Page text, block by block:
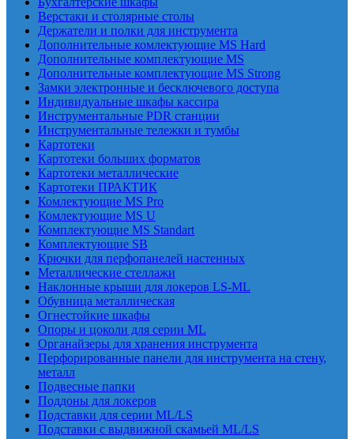
Верстаки и столярные столы
Держатели и полки для инструмента
Дополнительные комлектующие MS Hard
Дополнительные комплектующие MS
Дополнительные комплектующие MS Strong
Замки электронные и бесключевого доступа
Индивидуальные шкафы кассира
Инструментальные PDR станции
Инструментальные тележки и тумбы
Картотеки
Картотеки больших форматов
Картотеки металлические
Картотеки ПРАКТИК
Комлектующие MS Pro
Комлектующие MS U
Комплектующие MS Standart
Комплектующие SB
Крючки для перфопанелей настенных
Металлические стеллажи
Наклонные крыши для локеров LS-ML
Обувница металлическая
Огнестойкие шкафы
Опоры и цоколи для серии ML
Органайзеры для хранения инструмента
Перфорированные панели для инструмента на стену,
металл
Подвесные папки
Поддоны для локеров
Подставки для серии ML/LS
Подставки с выдвижной скамьей ML/LS